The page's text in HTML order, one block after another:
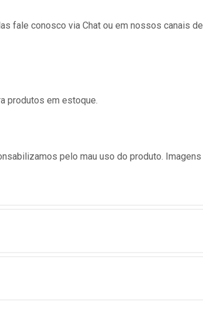
fale conosco via Chat ou em nossos canais de
produtos em estoque.
pelo mau uso do produto. Imagens